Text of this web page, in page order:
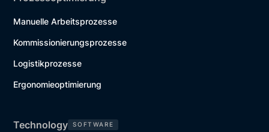
Manuelle Arbeitsprozesse
Kommissionierungsprozesse
Logistikprozesse
Ergonomieoptimierung
Technology SOFTWARE